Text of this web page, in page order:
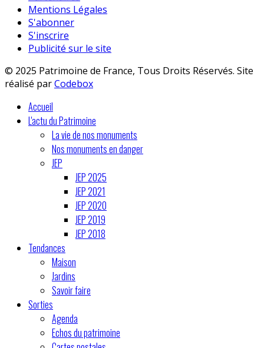
Mentions Légales
S'abonner
S'inscrire
Publicité sur le site
© 2025 Patrimoine de France, Tous Droits Réservés. Site
réalisé parCodebox
Accueil
L'actu du Patrimoine
La vie de nos monuments
Nos monuments en danger
JEP
JEP 2025
JEP 2021
JEP 2020
JEP 2019
JEP 2018
Tendances
Maison
Jardins
Savoir faire
Sorties
Agenda
Echos du patrimoine